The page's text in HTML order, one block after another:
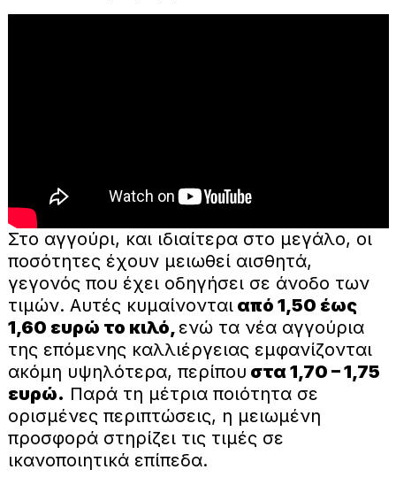
Στο αγγούρι, και ιδιαίτερα στο μεγάλο, οι
ποσότητες έχουν μειωθεί αισθητά,
γεγονός που έχει οδηγήσει σε άνοδο των
τιμών. Αυτές κυμαίνονταιαπό 1,50 έως
1,60 ευρώ το κιλό, ενώ τα νέα αγγούρια
της επόμενης καλλιέργειας εμφανίζονται
ακόμη υψηλότερα, περίπου στα 1,70 – 1,75
ευρώ. Παρά τη μέτρια ποιότητα σε
ορισμένες περιπτώσεις, η μειωμένη
προσφορά στηρίζει τις τιμές σε
ικανοποιητικά επίπεδα.